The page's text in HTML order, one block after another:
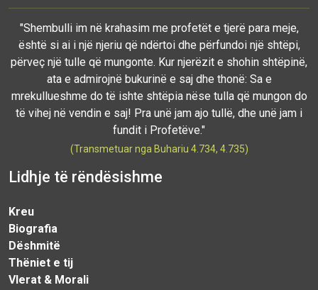
"Shembulli im në krahasim me profetët e tjerë para meje,
është si ai i një njeriu që ndërtoi dhe përfundoi një shtëpi,
përveç një tulle që mungonte. Kur njerëzit e shohin shtëpinë,
ata e admirojnë bukurinë e saj dhe thonë: Sa e
mrekullueshme do të ishte shtëpia nëse tulla që mungon do
të vihej në vendin e saj! Pra unë jam ajo tullë, dhe unë jam i
fundit i Profetëve."
(Transmetuar nga Buhariu 4.734, 4.735)
Lidhje të rëndësishme
Kreu
Biografia
Dëshmitë
Thëniet e tij
Vlerat & Morali